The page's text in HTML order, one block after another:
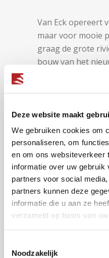
Deze website maakt
We gebruiken cookies om
personaliseren, om
en om ons websiteverkeer
informatie over uw gebruik
partners voor social
partners kunnen deze
informatie die u aan ze
verzameld op basis van
Noodzakelijk
Van Eck opereert
maar voor mooie
graag de grote
bouw van het
van het Hermann
hoofdstad
bijzonder en
wij, door het
binnenkozijnen,
bijdragen.
CATEGORY
kozijnen